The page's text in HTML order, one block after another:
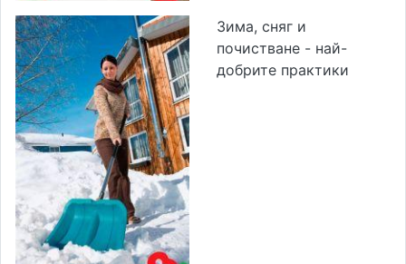
Зима, сняг и
почистване - най-
добрите практики